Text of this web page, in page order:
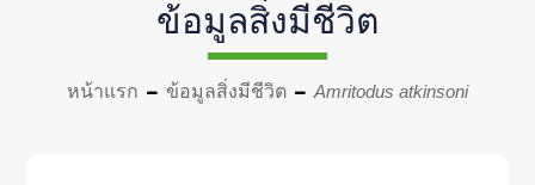
ข้อมูลสิ่งมีชีวิต
หน้าแรก ข้อมูลสิ่งมีชีวิต Amritodus atkinsoni